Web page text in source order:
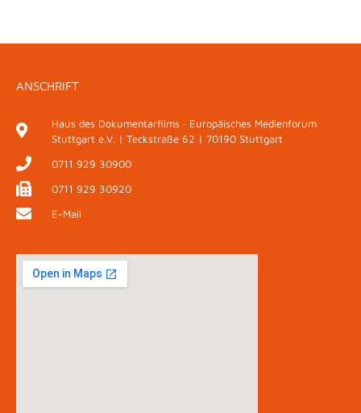
ANSCHRIFT
Haus des Dokumentarfilms · Europäisches Medienforum
Stuttgart e.V. | Teckstraße 62 | 70190 Stuttgart
0711 929 30900
0711 929 30920
E-Mail